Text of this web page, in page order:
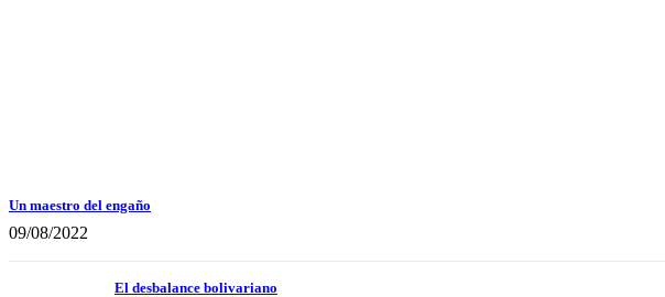
Un maestro del engaño
09/08/2022
El desbalance bolivariano